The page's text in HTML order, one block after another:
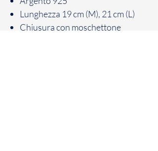
Lunghezza 19 cm (M), 21 cm (L)
Chiusura con moschettone